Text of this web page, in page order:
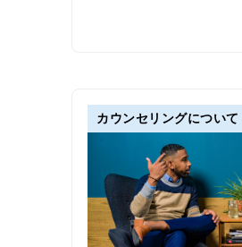
カウンセリングについて